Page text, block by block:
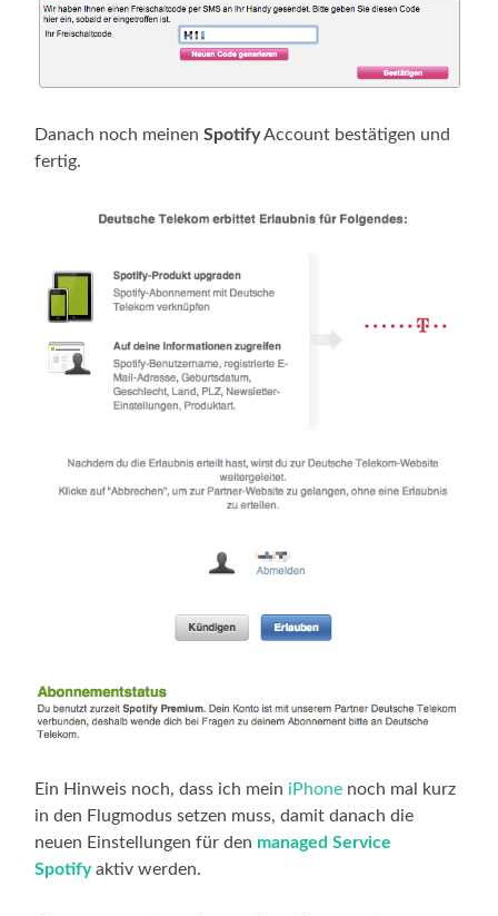
Danach noch meinenSpotifyAccount bestätigen und
fertig.
Ein Hinweis noch, dass ich mein iPhone noch mal kurz
in den Flugmodus setzen muss, damit danach die
neuen Einstellungen für den managed Service
Spotifyaktiv werden.